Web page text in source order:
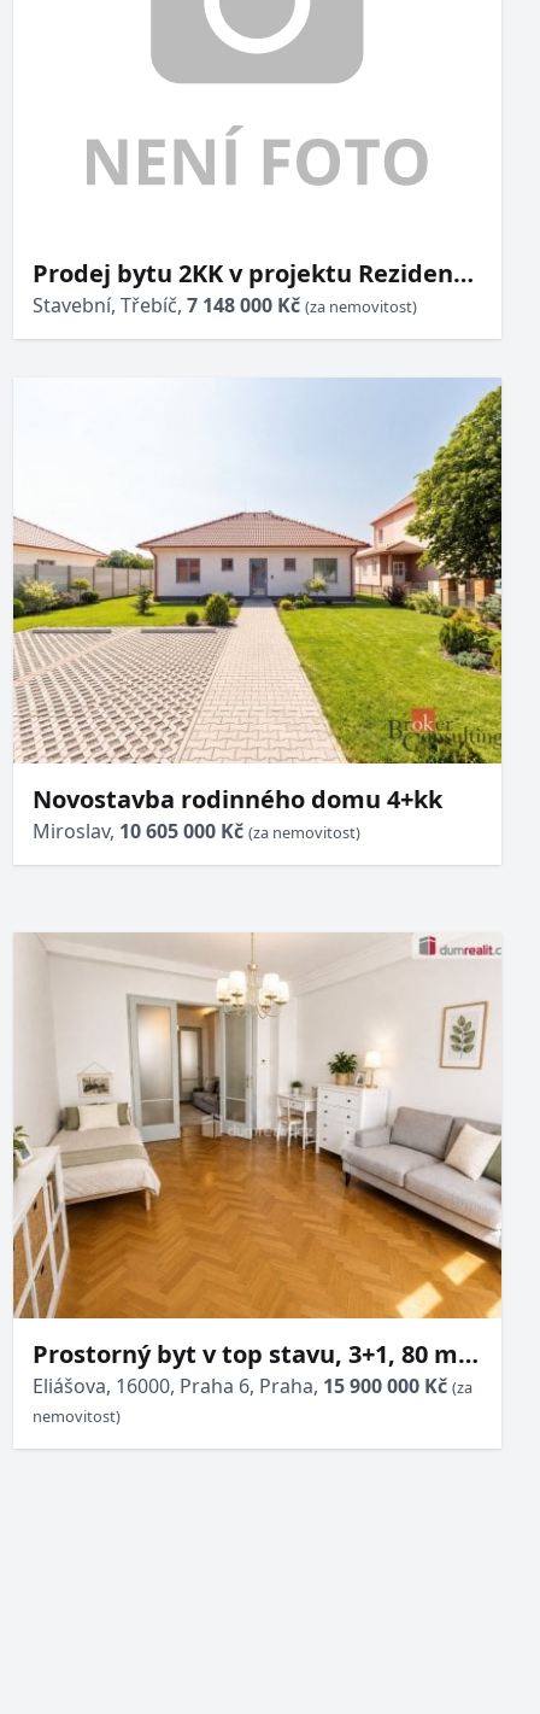
Prodej bytu 2KK v projektu Rezidence
Okrajová v Třebíči
Stavební, Třebíč, 7 148 000 Kč (za nemovitost)
Novostavba rodinného domu 4+kk
Miroslav, 10 605 000 Kč (za nemovitost)
Prostorný byt v top stavu, 3+1, 80 m2
+ balkon 2 m2, zahrada 150 m2,
3.patro, Praha 6 - Dejvice
Eliášova, 16000, Praha 6, Praha, 15 900 000 Kč (za
nemovitost)